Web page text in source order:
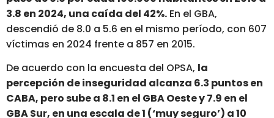
3.8 en 2024, una caída del 42%. En el GBA,
descendió de 8.0 a 5.6 en el mismo período, con 607
víctimas en 2024 frente a 857 en 2015.
De acuerdo con la encuesta del OPSA, la
percepción de inseguridad alcanza 6.3 puntos en
CABA, perosube a 8.1 en el GBA Oeste y 7.9 en el
GBA Sur, en una escala de 1 (‘muy seguro’) a 10